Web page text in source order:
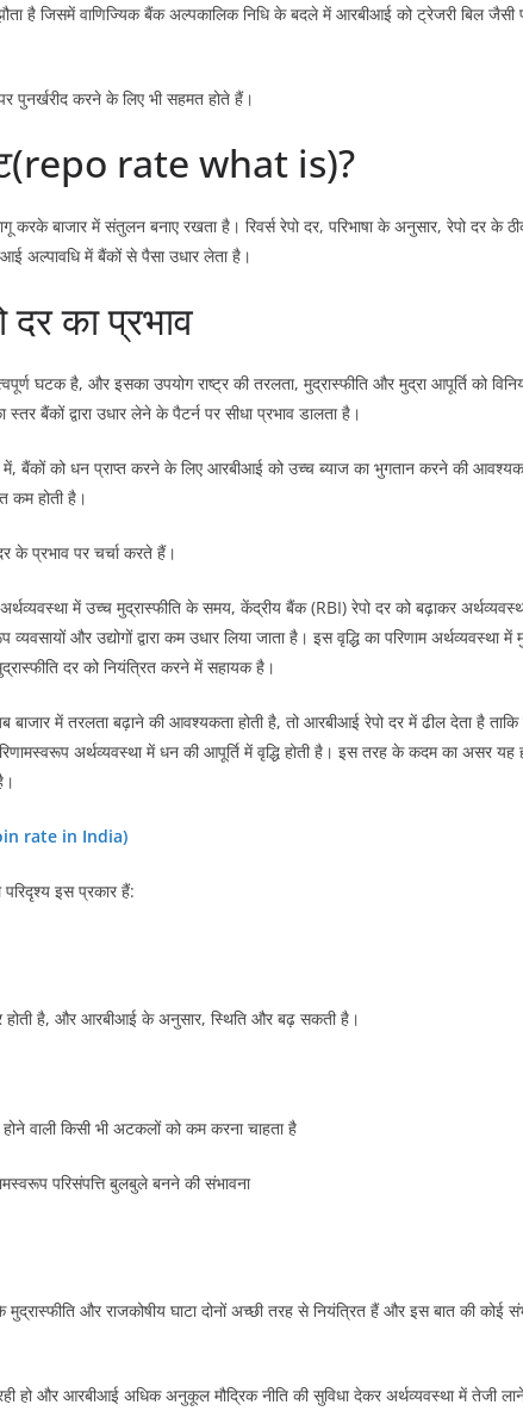
है जिसमें वाणिज्यिक बैंक अल्पकालिक निधि के बदले में आरबीआई को ट्रेजरी बिल जैसी
पर पुनर्खरीद करने के लिए भी सहमत होते हैं।
रेट(repo rate what is)?
करके बाजार में संतुलन बनाए रखता है। रिवर्स रेपो दर, परिभाषा के अनुसार, रेपो दर के
अल्पावधि में बैंकों से पैसा उधार लेता है।
दर का प्रभाव
घटक है, और इसका उपयोग राष्ट्र की तरलता, मुद्रास्फीति और मुद्रा आपूर्ति को
बैंकों द्वारा उधार लेने के पैटर्न पर सीधा प्रभाव डालता है।
में, बैंकों को धन प्राप्त करने के लिए आरबीआई को उच्च ब्याज का भुगतान करने की
कम होती है।
के प्रभाव पर चर्चा करते हैं।
में उच्च मुद्रास्फीति के समय, केंद्रीय बैंक (RBI) रेपो दर को बढ़ाकर
और उद्योगों द्वारा कम उधार लिया जाता है। इस वृद्धि का परिणाम अर्थव्यवस्था में
दर को नियंत्रित करने में सहायक है।
में तरलता बढ़ाने की आवश्यकता होती है, तो आरबीआई रेपो दर में ढील देता है ताकि
अर्थव्यवस्था में धन की आपूर्ति में वृद्धि होती है। इस तरह के कदम का असर यह
rate in India)
परिदृश्य इस प्रकार हैं:
होती है, और आरबीआई के अनुसार, स्थिति और बढ़ सकती है।
वाली किसी भी अटकलों को कम करना चाहता है
परिसंपत्ति बुलबुले बनने की संभावना
और राजकोषीय घाटा दोनों अच्छी तरह से नियंत्रित हैं और इस बात की कोई
हो और आरबीआई अधिक अनुकूल मौद्रिक नीति की सुविधा देकर अर्थव्यवस्था में तेजी